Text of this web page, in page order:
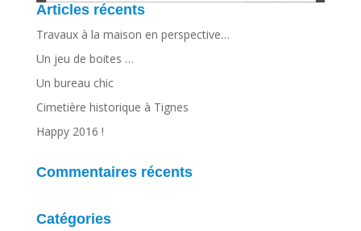
Articles récents
Travaux à la maison en perspective…
Un jeu de boites …
Un bureau chic
Cimetière historique à Tignes
Happy 2016 !
Commentaires récents
Catégories